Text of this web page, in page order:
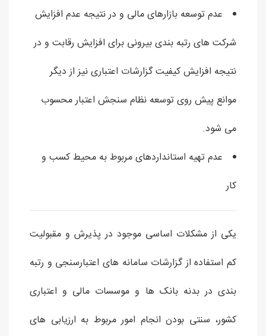
عدم توسعه بازارهای مالی و در نتیجه عدم افزایش
شرکت های رتبه بندی بیرونی برای افزایش رقابت و در
نتیجه افزایش کیفیت گزارشات اعتباری نیز از دیگر
موانع پیش روی توسعه نظام سنجش اعتبار محسوب
می شود.
عدم تهیه استانداردهای مربوط به محیط کسب و
کار
یکی از مشکلات اساسی موجود در پذیرش و مقبولیت
کم استفاده از گزارشات سامانه های اعتبارسنجی و رتبه
بندی در بدنه بانک ها و موسسات مالی و اعتباری
کشور، سنتی بودن انجام امور مربوط به ارزیابی های